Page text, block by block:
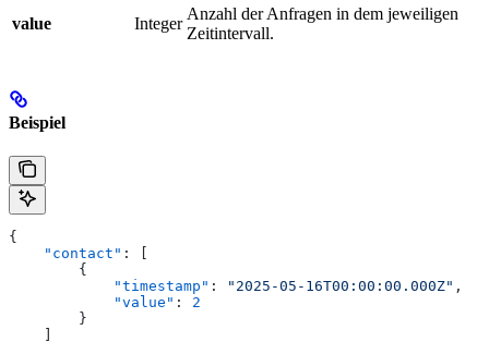
value
Integer
Anzahl der Anfragen in dem jeweiligen
Zeitintervall.
Beispiel
{
    "contact"
: [
        {
            "timestamp"
: "2025-05-16T00:00:00.000Z" ,
            "value"
: 2
        }